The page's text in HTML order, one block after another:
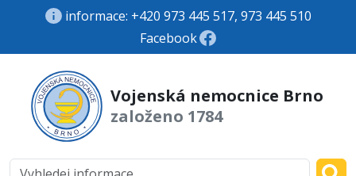
informace: +420 973 445 517, 973 445 510
Facebook
Vojenská nemocnice Brno
založeno 1784